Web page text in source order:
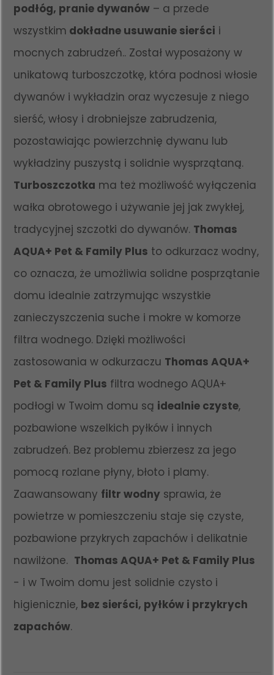
podłóg, pranie dywanów – a przede
wszystkim dokładne usuwanie sierści i
mocnych zabrudzeń.. Został wyposażony w
unikatową turboszczotkę, która podnosi włosie
dywanów i wykładzin oraz wyczesuje z niego
sierść, włosy i drobniejsze zabrudzenia,
pozostawiając powierzchnię dywanu lub
wykładziny puszystą i solidnie wysprzątaną.
Turboszczotka ma też możliwość wyłączenia
wałka obrotowego i używanie jej jak zwykłej,
tradycyjnej szczotki do dywanów. Thomas
AQUA+ Pet & Family Plus to odkurzacz wodny,
co oznacza, że umożliwia solidne posprzątanie
domu idealnie zatrzymując wszystkie
zanieczyszczenia suche i mokre w komorze
filtra wodnego. Dzięki możliwości
zastosowania w odkurzaczu Thomas AQUA+
Pet & Family Plus filtra wodnego AQUA+
podłogi w Twoim domu są idealnie czyste,
pozbawione wszelkich pyłków i innych
zabrudzeń. Bez problemu zbierzesz za jego
pomocą rozlane płyny, błoto i plamy.
Zaawansowany filtr wodny sprawia, że
powietrze w pomieszczeniu staje się czyste,
pozbawione przykrych zapachów i delikatnie
nawilżone. Thomas AQUA+ Pet & Family Plus
- i w Twoim domu jest solidnie czysto i
higienicznie, bez sierści, pyłków i przykrych
zapachów.